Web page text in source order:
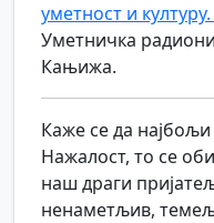
уметност и
Уметничка
Кањижа.
Каже се да
Нажалост, то се
наш драги
ненаметљив,